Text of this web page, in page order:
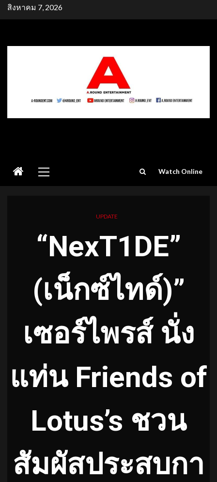
Skipสิงหาคม 7, 2026
Menu
Watch Online
UPDATE
“NexT1DE”
(เน็กซ์ไทด์)”
เซอร์ไพรส์ นั่ง
แท่น Friends of
Lotus’s ชวน
สัมผัสประสบกา